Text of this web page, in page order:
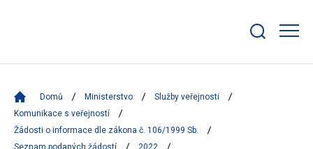
bar
Domů Ministerstvo
Služby veřejnosti
Komunikace s veřejností
Žádosti o informace dle zákona č. 106/1999 Sb.
Seznam podaných žádostí
2022